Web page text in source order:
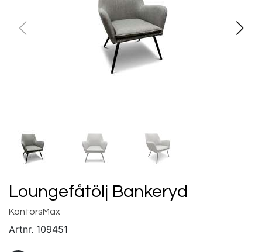
Loungefåtölj Bankeryd
KontorsMax
Artnr. 109451